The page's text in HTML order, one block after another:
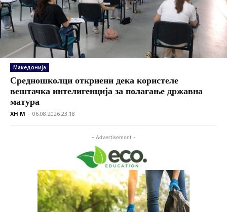
Македонија
Средношколци откриени дека користеле
вештачка интелигенција за полагање државна
матура
XH M - 06.08.2026 23:18
- Advertisement -